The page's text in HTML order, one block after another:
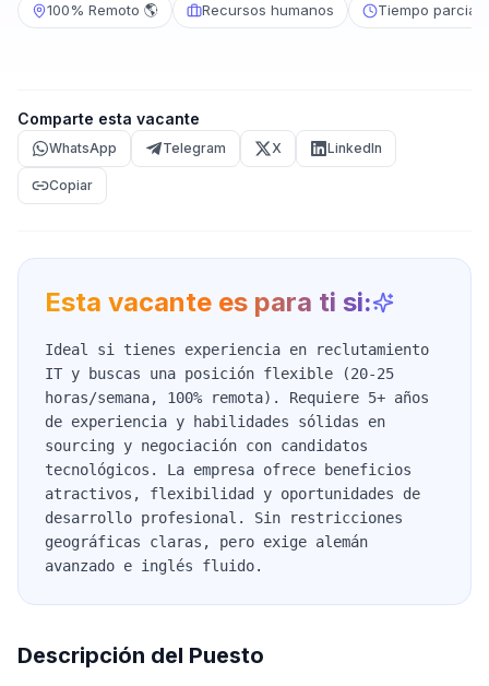
100% Remoto 🌎 Recursos humanos Tiempo parcial
Comparte esta vacante
WhatsApp Telegram X LinkedIn
Copiar
Esta vacante es para ti si:
Ideal si tienes experiencia en reclutamiento
IT y buscas una posición flexible (20-25
horas/semana, 100% remota). Requiere 5+ años
de experiencia y habilidades sólidas en
sourcing y negociación con candidatos
tecnológicos. La empresa ofrece beneficios
atractivos, flexibilidad y oportunidades de
desarrollo profesional. Sin restricciones
geográficas claras, pero exige alemán
avanzado e inglés fluido.
Descripción del Puesto